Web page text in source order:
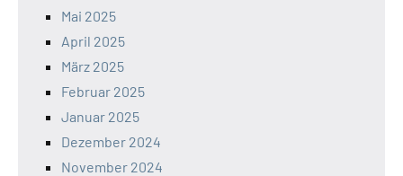
Mai 2025
April 2025
März 2025
Februar 2025
Januar 2025
Dezember 2024
November 2024